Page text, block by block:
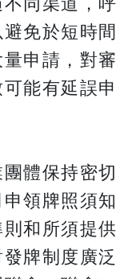
免於短時間
申請，對審
能有延誤申
體保持密切
領牌照須知
和所須提供
牌制度廣泛